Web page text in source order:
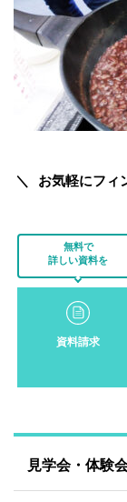
お気軽にフィ
無料で
詳しい資料を
資料請求
見学会・体験